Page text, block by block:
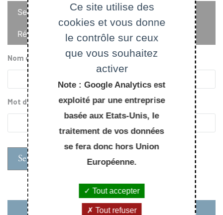
Onglets
principaux
Se connecter
Réinitialiser votre mot de passe
Nom d'utilisateur
Mot de passe
Ce site utilise des
cookies et vous donne
le contrôle sur ceux
que vous souhaitez
activer
Note : Google Analytics est
exploité par une entreprise
basée aux Etats-Unis, le
traitement de vos données
se fera donc hors Union
Européenne.
Tout accepter
Tout refuser